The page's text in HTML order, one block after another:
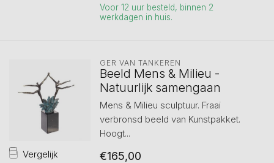
Voor 12 uur besteld, binnen 2
werkdagen in huis.
Vergelijk
GER VAN TANKEREN
Beeld Mens & Milieu -
Natuurlijk samengaan
Mens & Milieu sculptuur. Fraai
verbronsd beeld van Kunstpakket.
Hoogt...
€165,00